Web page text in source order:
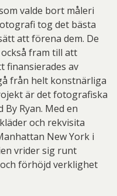
valde bort måleri
tog det bästa
att förena dem. De
fram till att
finansierades av
från helt konstnärliga
är det fotografiska
Ryan. Med en
och rekvisita
New York i
vrider sig runt
förhöjd verklighet